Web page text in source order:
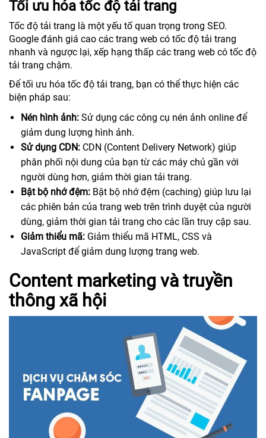
Tối ưu hóa tốc độ tải trang
Tốc độ tải trang là một yếu tố quan trọng trong SEO.
Google đánh giá cao các trang web có tốc độ tải trang
nhanh và ngược lại, xếp hạng thấp các trang web có tốc độ
tải trang chậm.
Để tối ưu hóa tốc độ tải trang, bạn có thể thực hiện các
biện pháp sau:
Nén hình ảnh: Sử dụng các công cụ nén ảnh online để
giảm dung lượng hình ảnh.
Sử dụng CDN: CDN (Content Delivery Network) giúp
phân phối nội dung của bạn từ các máy chủ gần với
người dùng hơn, giảm thời gian tải trang.
Bật bộ nhớ đệm: Bật bộ nhớ đệm (caching) giúp lưu lại
các phiên bản của trang web trên trình duyệt của người
dùng, giảm thời gian tải trang cho các lần truy cập sau.
Giảm thiểu mã: Giảm thiểu mã HTML, CSS và
JavaScript để giảm dung lượng trang web.
Content marketing và truyền
thông xã hội